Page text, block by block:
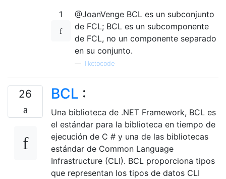
1
@JoanVenge BCL es un subconjunto
de FCL; BCL es un subcomponente
de FCL, no un componente separado
en su conjunto.
iliketocode
26 BCL :
Una biblioteca de .NET Framework, BCL es
el estándar para la biblioteca en tiempo de
ejecución de C # y una de las bibliotecas
estándar de Common Language
Infrastructure (CLI). BCL proporciona tipos
que representan los tipos de datos CLI